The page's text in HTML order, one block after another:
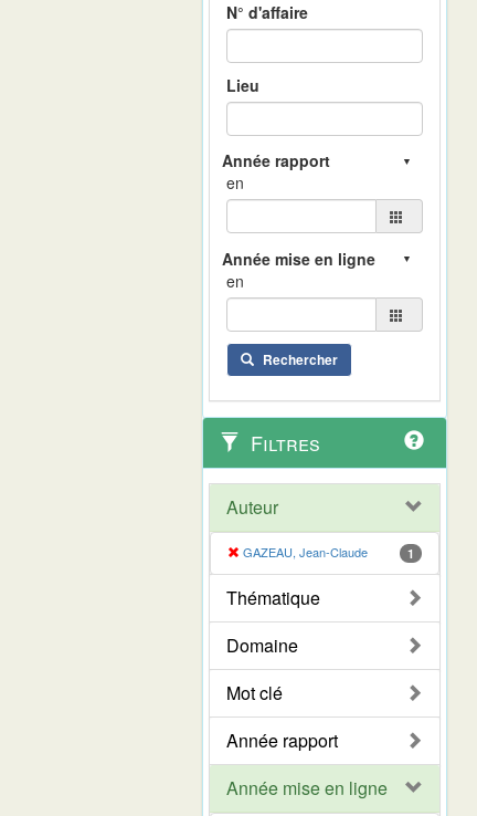
N° d'affaire
Lieu
en
en
Rechercher
Filtres
Auteur
GAZEAU, Jean-Claude 1
Thématique
Domaine
Mot clé
Année rapport
Année mise en ligne